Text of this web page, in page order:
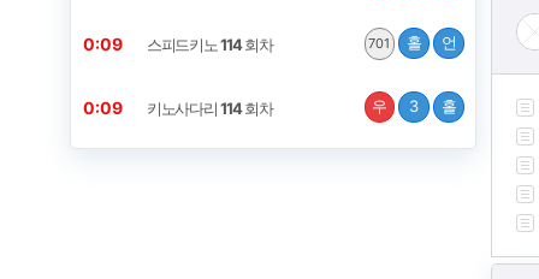
0:09 스피드키노114회차 701 홀 언
0:09 키노사다리114회차 우 3 홀